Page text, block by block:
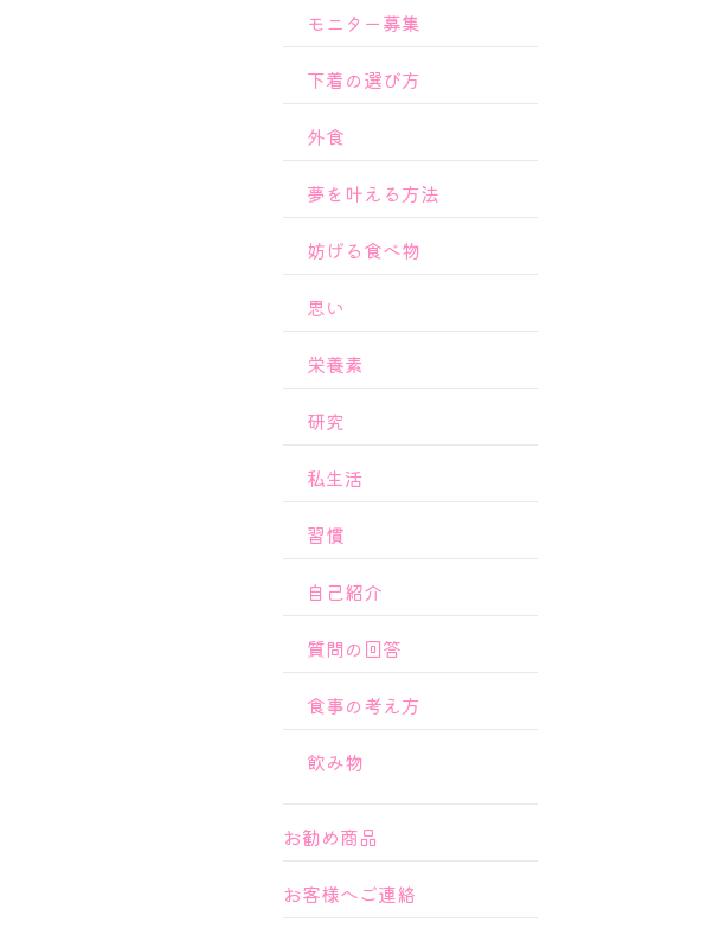
モニター募集
下着の選び方
外食
夢を叶える方法
妨げる食べ物
思い
栄養素
研究
私生活
習慣
自己紹介
質問の回答
食事の考え方
飲み物
お勧め商品
お客様へご連絡